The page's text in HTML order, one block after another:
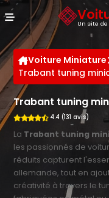
Un site
Voiture Miniature
Trabant tuning
Trabant tuning
4.4 (131 avis)
La Trabant tuning
les passionnés de
réduits capturent
allemande, tout en
créativité à travers le
Panneau de gestion des cookies